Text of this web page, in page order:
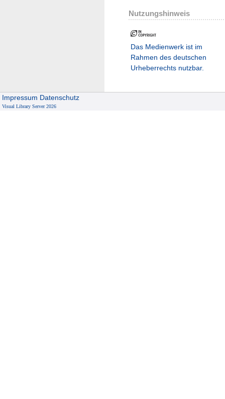
Nutzungshinweis
Das Medienwerk ist im
Rahmen des deutschen
Urheberrechts nutzbar.
Impressum Datenschutz
Visual Library Server 2026